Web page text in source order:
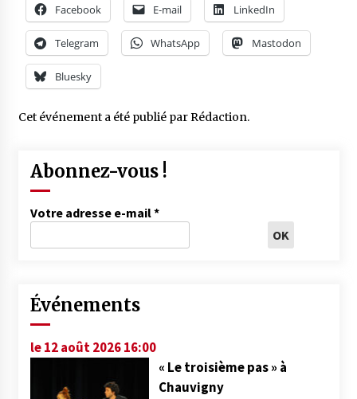
Facebook E-mail LinkedIn
Telegram WhatsApp Mastodon
Bluesky
Cet événement a été publié parRédaction.
Abonnez-vous !
Votre adresse e-mail*
Événements
le 12 août 2026 16:00
« Le troisième pas » à
Chauvigny